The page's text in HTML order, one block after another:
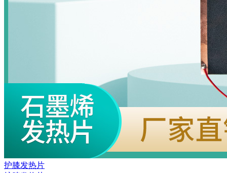
护膝发热片